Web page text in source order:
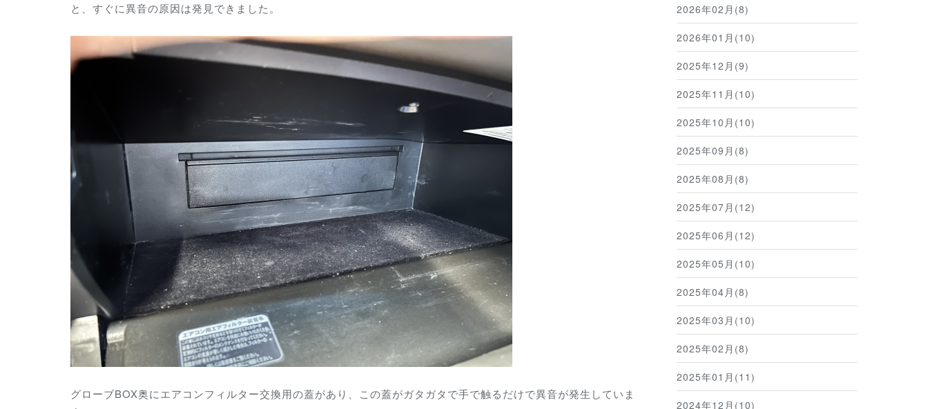
と、すぐに異音の原因は発見できました。
グローブBOX奥にエアコンフィルター交換用の蓋があり、この蓋がガタガタで手で触るだけで異音が発生していま
2026年02月(8)
2026年01月(10)
2025年12月(9)
2025年11月(10)
2025年10月(10)
2025年09月(8)
2025年08月(8)
2025年07月(12)
2025年06月(12)
2025年05月(10)
2025年04月(8)
2025年03月(10)
2025年02月(8)
2025年01月(11)
2024年12月(10)